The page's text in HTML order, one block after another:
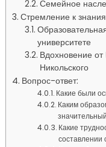
Семейное
Стремление к
университете
Вдохновение от
Никольского
Вопрос-ответ:
Какие были
Каким
Какие
составлении